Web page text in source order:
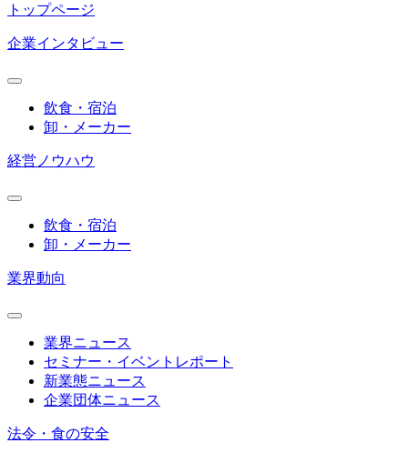
トップページ
企業インタビュー
飲食・宿泊
卸・メーカー
経営ノウハウ
飲食・宿泊
卸・メーカー
業界動向
業界ニュース
セミナー・イベントレポート
新業態ニュース
企業団体ニュース
法令・食の安全